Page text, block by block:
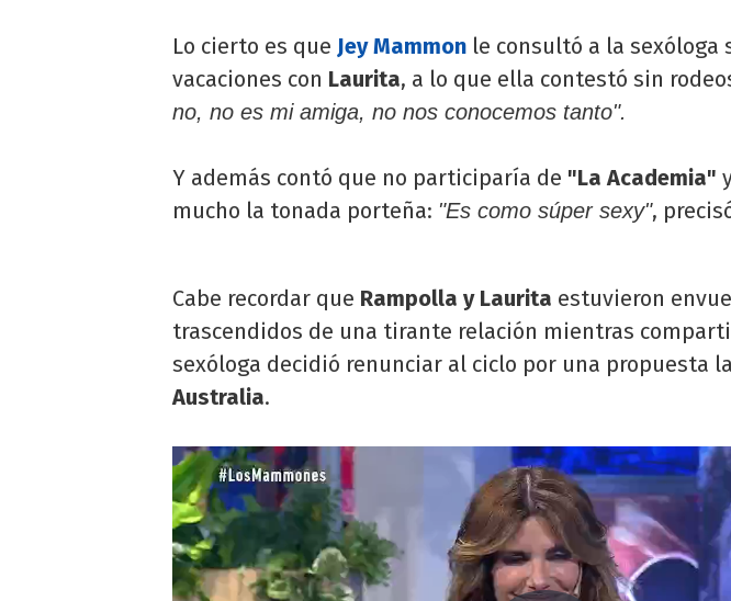
Lo cierto es que Jey Mammon le consultó a la sexóloga
vacaciones con Laurita, a lo que ella contestó sin
no, no es mi amiga, no nos conocemos tanto".
Y además contó que no participaría de "La Academia"
mucho la tonada porteña: "Es como súper sexy",
Cabe recordar que Rampolla y Laurita estuvieron
trascendidos de una tirante relación mientras
sexóloga decidió renunciar al ciclo por una propuesta
Australia.